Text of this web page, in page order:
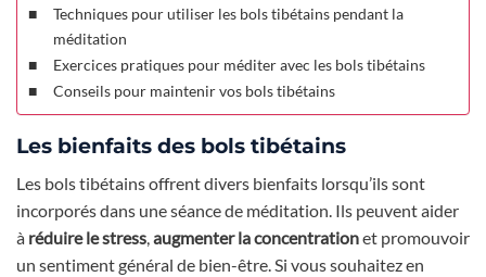
Techniques pour utiliser les bols tibétains pendant la
méditation
Exercices pratiques pour méditer avec les bols tibétains
Conseils pour maintenir vos bols tibétains
Les bienfaits des bols tibétains
Les bols tibétains offrent divers bienfaits lorsqu’ils sont
incorporés dans une séance de méditation. Ils peuvent aider
à réduire le stress augmenter la concentrationet promouvoir
un sentiment général de bien-être. Si vous souhaitez en